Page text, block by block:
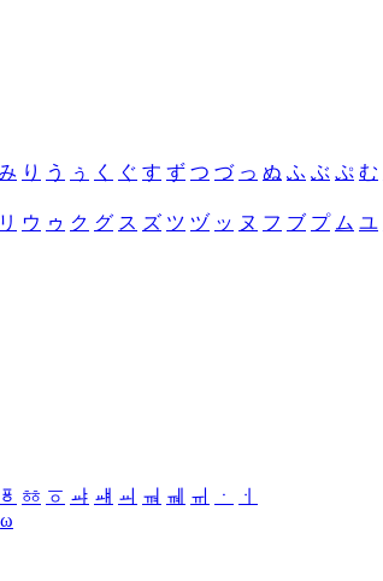
り う ぅ く ぐ す ず つ づ っ ぬ ふ ぶ ぷ む
リ ウ ゥ ク グ ス ズ ツ ヅ ッ ヌ フ ブ プ ム ユ
ㆄ ㆅ ㆆ ㆇ ㆈ ㆉ ㆊ ㆋ ㆌ ㆍ
ㆎ
ω